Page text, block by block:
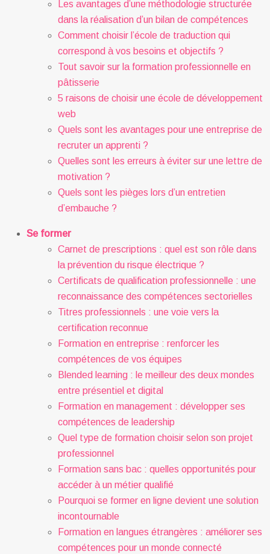
Les avantages d’une méthodologie structurée
dans la réalisation d’un bilan de compétences
Comment choisir l’école de traduction qui
correspond à vos besoins et objectifs ?
Tout savoir sur la formation professionnelle en
pâtisserie
5 raisons de choisir une école de développement
web
Quels sont les avantages pour une entreprise de
recruter un apprenti ?
Quelles sont les erreurs à éviter sur une lettre de
motivation ?
Quels sont les pièges lors d’un entretien
d’embauche ?
Se former
Carnet de prescriptions : quel est son rôle dans
la prévention du risque électrique ?
Certificats de qualification professionnelle : une
reconnaissance des compétences sectorielles
Titres professionnels : une voie vers la
certification reconnue
Formation en entreprise : renforcer les
compétences de vos équipes
Blended learning : le meilleur des deux mondes
entre présentiel et digital
Formation en management : développer ses
compétences de leadership
Quel type de formation choisir selon son projet
professionnel
Formation sans bac : quelles opportunités pour
accéder à un métier qualifié
Pourquoi se former en ligne devient une solution
incontournable
Formation en langues étrangères : améliorer ses
compétences pour un monde connecté